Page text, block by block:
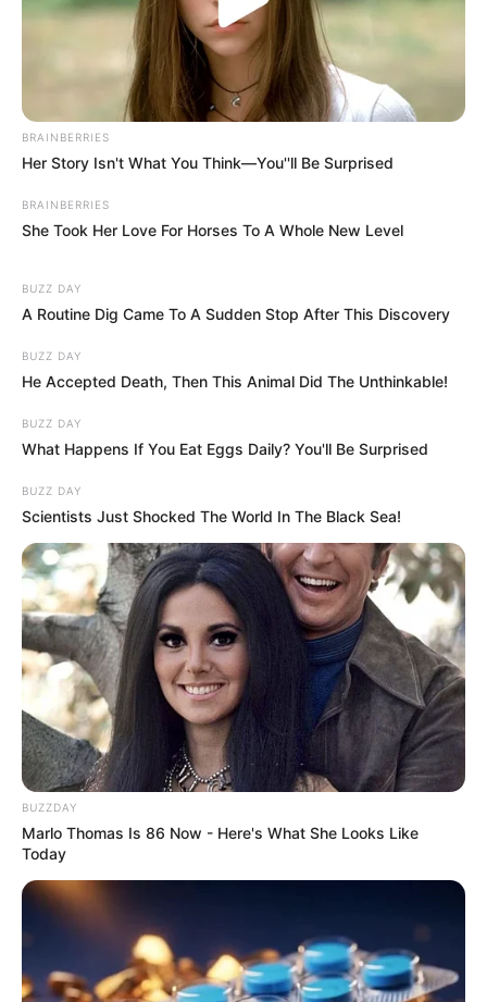
követően a két politikus egy közös nagygyűlést is
BRAINBERRIES
Her Story Isn't What You Think—You''ll Be Surprised
BRAINBERRIES
She Took Her Love For Horses To A Whole New Level
BUZZ DAY
A Routine Dig Came To A Sudden Stop After This Discovery
BUZZ DAY
He Accepted Death, Then This Animal Did The Unthinkable!
BUZZ DAY
What Happens If You Eat Eggs Daily? You'll Be Surprised
BUZZ DAY
Scientists Just Shocked The World In The Black Sea!
BUZZDAY
Marlo Thomas Is 86 Now - Here's What She Looks Like
Today